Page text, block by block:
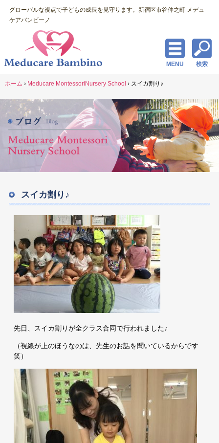
グローバルな視点で子どもの成長を見守ります。新宿区市谷仲之町 メデュ
ケアバンビーノ
検索
MENU
ホーム › Meducare MontessoriNursery School › スイカ割り♪
スイカ割り♪
先日、スイカ割りが全クラス合同で行われました♪
（視線が上のほうなのは、先生のお話を聞いているからです
笑）